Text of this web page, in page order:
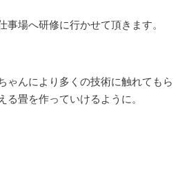
事場へ研修に行かせて頂きます。
ゃんにより多くの技術に触れてもら
る畳を作っていけるように。